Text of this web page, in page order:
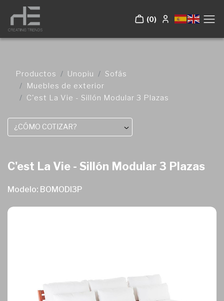
(0)
Productos Unopiu
Sofás
Muebles de exterior
C'est La Vie - Sillón Modular 3 Plazas
¿CÓMO COTIZAR?
C'est La Vie - Sillón Modular 3 Plazas
Modelo: BOMODI3P